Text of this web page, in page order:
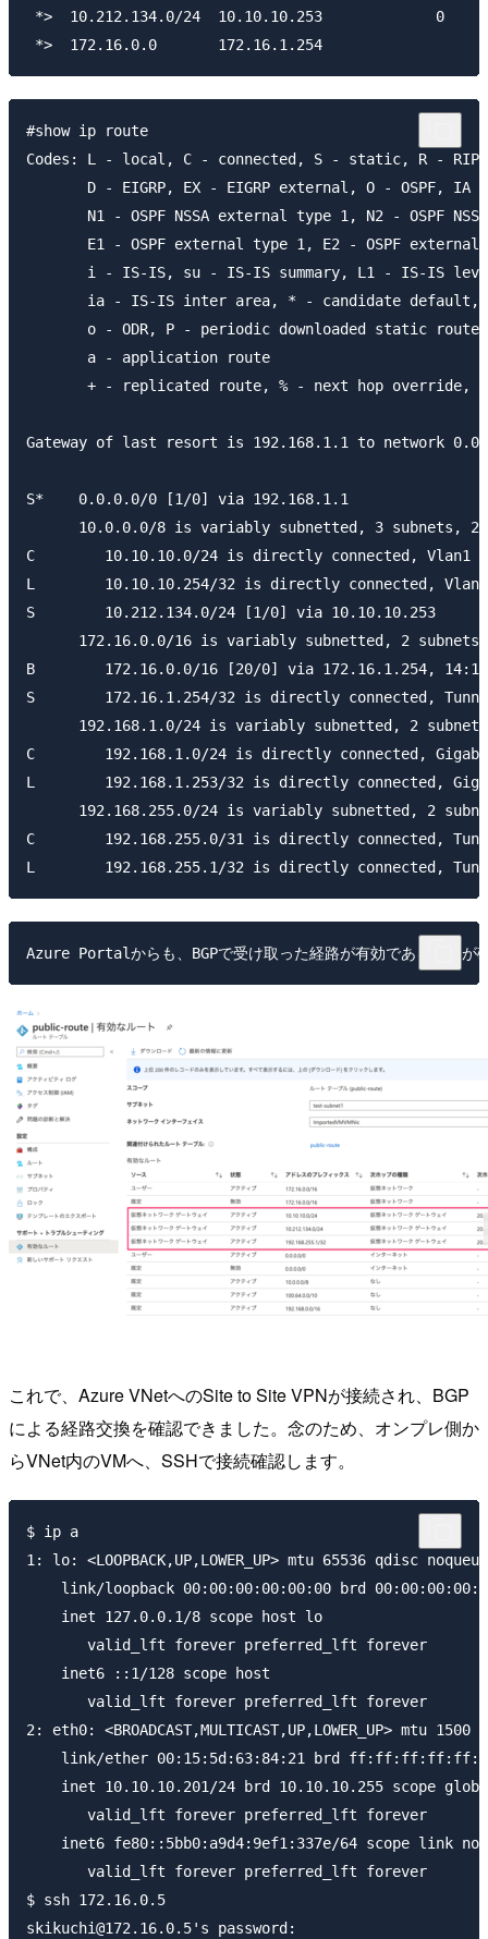
*>  10.212.134.0/24  10.10.10.253             0
#show ip route
Codes: L - local, C - connected, S - static, R - RIP,
D - EIGRP, EX - EIGRP external, O - OSPF, IA
N1 - OSPF NSSA external type 1, N2 - OSPF
E1 - OSPF external type 1, E2 - OSPF external
i - IS-IS, su - IS-IS summary, L1 - IS-IS
ia - IS-IS inter area, * - candidate default,
o - ODR, P - periodic downloaded static
       a - application route
+ - replicated route, % - next hop override,
Gateway of last resort is 192.168.1.1 to network
S*    0.0.0.0/0 [1/0] via 192.168.1.1
10.0.0.0/8 is variably subnetted, 3 subnets, 2
C        10.10.10.0/24 is directly connected, Vlan1
L        10.10.10.254/32 is directly connected, Vlan1
S        10.212.134.0/24 [1/0] via 10.10.10.253
172.16.0.0/16 is variably subnetted, 2
B        172.16.0.0/16 [20/0] via 172.16.1.254,
S        172.16.1.254/32 is directly connected,
192.168.1.0/24 is variably subnetted, 2
C        192.168.1.0/24 is directly connected,
L        192.168.1.253/32 is directly connected,
192.168.255.0/24 is variably subnetted, 2
C        192.168.255.0/31 is directly connected,
Azure Portalからも、BGPで受け取った経路が有効であることが
これで、Azure VNetへのSite to Site VPNが接続され、BGP
による経路交換を確認できました。念のため、オンプレ側か
らVNet内のVMへ、SSHで接続確認します。
$ ip a
1: lo: <LOOPBACK,UP,LOWER_UP> mtu 65536 qdisc
link/loopback 00:00:00:00:00:00 brd
    inet 127.0.0.1/8 scope host lo
       valid_lft forever preferred_lft forever
    inet6 ::1/128 scope host
       valid_lft forever preferred_lft forever
2: eth0: <BROADCAST,MULTICAST,UP,LOWER_UP> mtu
link/ether 00:15:5d:63:84:21 brd
inet 10.10.10.201/24 brd 10.10.10.255 scope
       valid_lft forever preferred_lft forever
inet6 fe80::5bb0:a9d4:9ef1:337e/64 scope link
       valid_lft forever preferred_lft forever
$ ssh 172.16.0.5
skikuchi@172.16.0.5's password: